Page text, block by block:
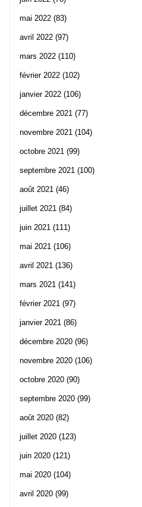
mai 2022 (83)
avril 2022 (97)
mars 2022 (110)
février 2022 (102)
janvier 2022 (106)
décembre 2021 (77)
novembre 2021 (104)
octobre 2021 (99)
septembre 2021 (100)
août 2021 (46)
juillet 2021 (84)
juin 2021 (111)
mai 2021 (106)
avril 2021 (136)
mars 2021 (141)
février 2021 (97)
janvier 2021 (86)
décembre 2020 (96)
novembre 2020 (106)
octobre 2020 (90)
septembre 2020 (99)
août 2020 (82)
juillet 2020 (123)
juin 2020 (121)
mai 2020 (104)
avril 2020 (99)